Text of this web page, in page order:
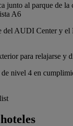
junto al parque de la
A6
del AUDI Center y el
para relajarse y
nivel 4 en